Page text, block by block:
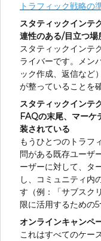
トラフィック戦略の
スタティックインテ
連性のある/目立つ場
スタティックインテ
ライバーです。
メン
ック作成、返信など
が整っていることを
スタティックインテ
FAQの末尾、マーケ
装されている
もうひとつのトラフ
問がある既存ユーザ
ーザーに対して、タ
し、コミュニティ内
す（例：「サブスク
限に活用するための5
オンラインキャンペ
これはすべてのケー